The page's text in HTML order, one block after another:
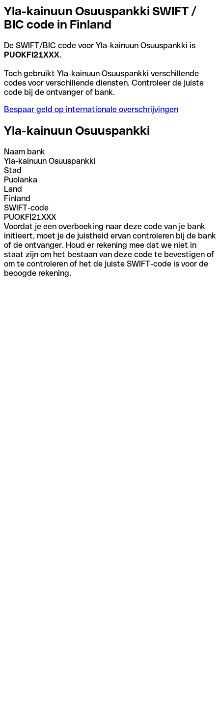
Yla-kainuun Osuuspankki SWIFT /
BIC code in Finland
De SWIFT/BIC code voor Yla-kainuun Osuuspankki is
PUOKFI21XXX.
Toch gebruikt Yla-kainuun Osuuspankki verschillende
codes voor verschillende diensten. Controleer de juiste
code bij de ontvanger of bank.
Bespaar geld op internationale overschrijvingen
Yla-kainuun Osuuspankki
Naam bank
Yla-kainuun Osuuspankki
Stad
Puolanka
Land
Finland
SWIFT-code
PUOKFI21XXX
Voordat je een overboeking naar deze code van je bank
initieert, moet je de juistheid ervan controleren bij de bank
of de ontvanger. Houd er rekening mee dat we niet in
staat zijn om het bestaan van deze code te bevestigen of
om te controleren of het de juiste SWIFT-code is voor de
beoogde rekening.